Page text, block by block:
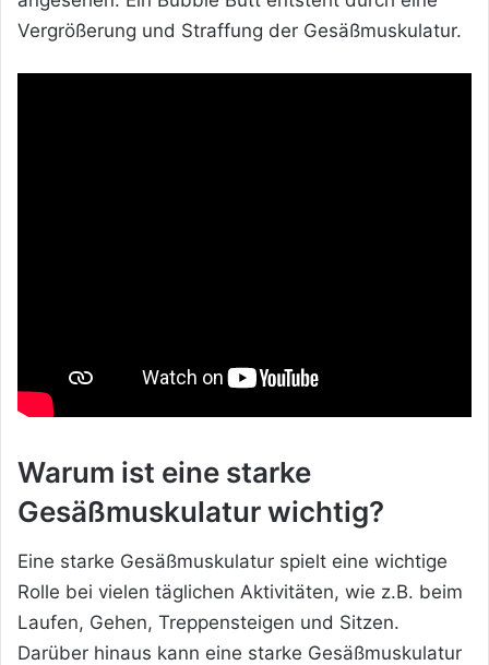
Vergrößerung und Straffung der Gesäßmuskulatur.
Warum ist eine starke
Gesäßmuskulatur wichtig?
Eine starke Gesäßmuskulatur spielt eine wichtige
Rolle bei vielen täglichen Aktivitäten, wie z.B. beim
Laufen, Gehen, Treppensteigen und Sitzen.
Darüber hinaus kann eine starke Gesäßmuskulatur